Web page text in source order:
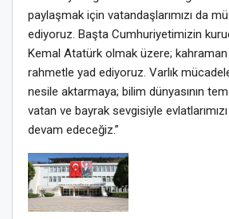
paylaşmak için vatandaşlarımızı da
ediyoruz. Başta Cumhuriyetimizin
Kemal Atatürk olmak üzere;
rahmetle yad ediyoruz. Varlık
nesile aktarmaya; bilim dünyasının
vatan ve bayrak sevgisiyle
devam edeceğiz.”